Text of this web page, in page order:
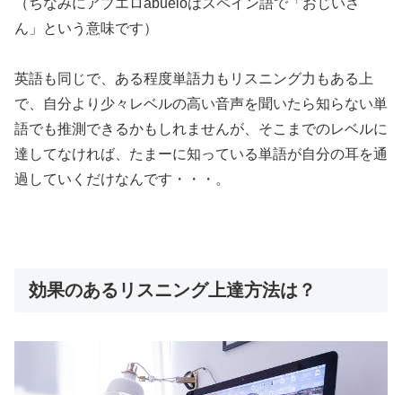
（ちなみにアブエロabueloはスペイン語で「おじいさ
ん」という意味です）
英語も同じで、ある程度単語力もリスニング力もある上
で、自分より少々レベルの高い音声を聞いたら知らない単
語でも推測できるかもしれませんが、 そこまでのレベルに
達してなければ、たまーに知っている単語が自分の耳を通
過していくだけなんです・・・。
効果のあるリスニング上達方法は？